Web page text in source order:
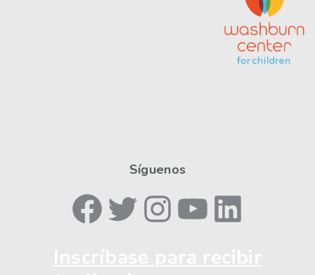
Síguenos
Facebook
TwitterInstagram
YouTubeLinkedIn